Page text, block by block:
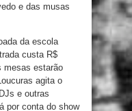
e das musas
da escola
custa R$
mesas estarão
agita o
e outras
por conta do show